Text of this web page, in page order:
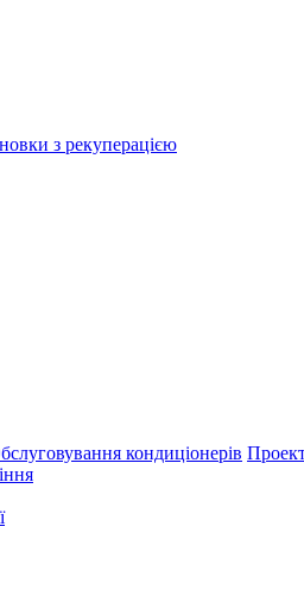
з рекуперацією
кондиціонерів